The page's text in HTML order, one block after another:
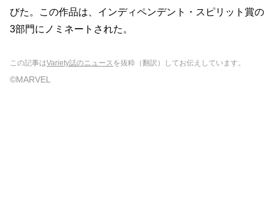
びた。この作品は、インディペンデント・スピリット賞の
3部門にノミネートされた。
この記事はVariety誌のニュース を抜粋（翻訳）してお伝えしています。
©MARVEL